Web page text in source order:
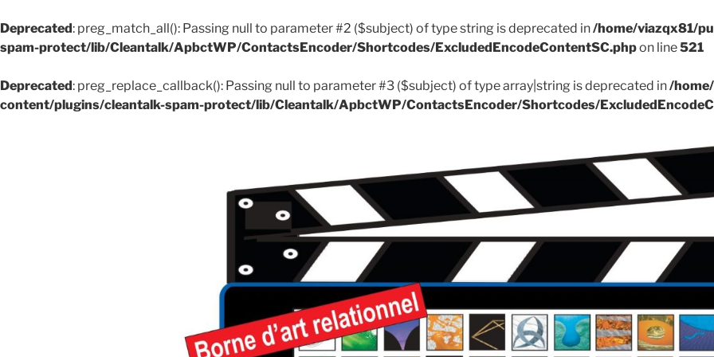
Deprecated: preg_match_all(): Passing null to parameter #2 ($subject) of type string is deprecated in/home/viazqx81/
spam-protect/lib/Cleantalk/ApbctWP/ContactsEncoder/Shortcodes/ExcludedEncodeContentSC.phpon line521
Deprecated: preg_replace_callback(): Passing null to parameter #3 ($subject) of type array|string is deprecated in/
content/plugins/cleantalk-spam-protect/lib/Cleantalk/ApbctWP/ContactsEncoder/Shortcodes/